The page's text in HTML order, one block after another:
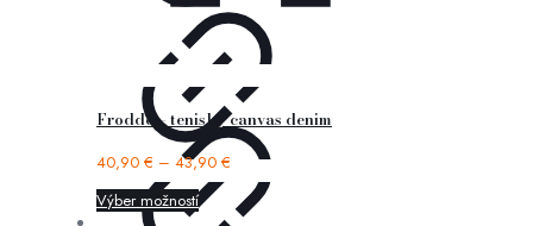
Froddo – tenisky canvas denim
40,90 € – 43,90 €
Výber možností